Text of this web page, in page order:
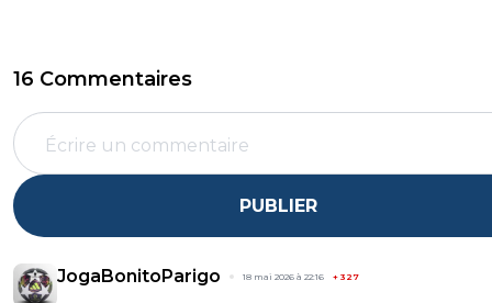
16 Commentaires
PUBLIER
JogaBonitoParigo 18 mai 2026 à 22:16 + 327